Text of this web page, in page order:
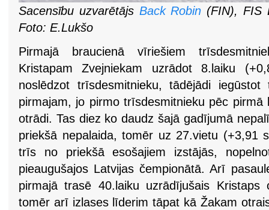
Sacensību uzvarētājs Back Robin (FIN), FIS
Foto: E.Lukšo
Pirmajā braucienā vīriešiem
Kristapam Zvejniekam uzrādot 8.laiku
noslēdzot trīsdesmitnieku, tādējādi
pirmajam, jo pirmo trīsdesmitnieku pēc pirmā
otrādi. Tas diez ko daudz šajā gadījumā
priekšā nepalaida, tomēr uz 27.vietu (+3,91
trīs no priekšā esošajiem izstājās,
pieaugušajos Latvijas čempionātā. Arī
pirmajā trasē 40.laiku uzrādījušais Kristaps
tomēr arī izlases līderim tāpat kā Žakam